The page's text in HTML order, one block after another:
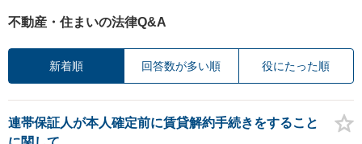
不動産・住まいの法律Q&A
新着順 回答数が多い順 役にたった順
連帯保証人が本人確定前に賃貸解約手続きをすること